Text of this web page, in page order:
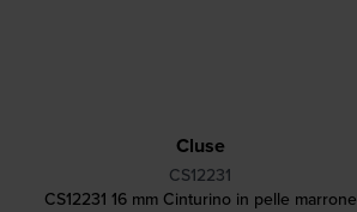
Cluse
CS12231
CS12231 16 mm Cinturino in pelle marrone